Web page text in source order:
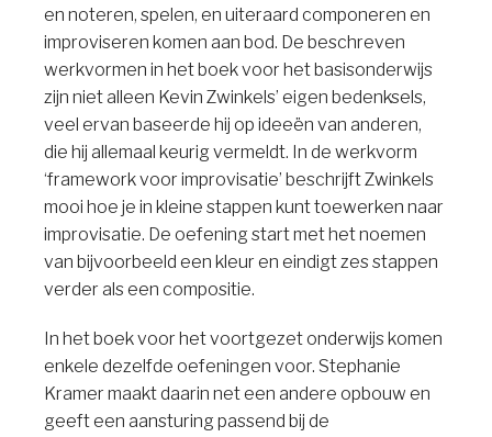
en noteren, spelen, en uiteraard componeren en
improviseren komen aan bod. De beschreven
werkvormen in het boek voor het basisonderwijs
zijn niet alleen Kevin Zwinkels’ eigen bedenksels,
veel ervan baseerde hij op ideeën van anderen,
die hij allemaal keurig vermeldt. In de werkvorm
‘framework voor improvisatie’ beschrijft Zwinkels
mooi hoe je in kleine stappen kunt toewerken naar
improvisatie. De oefening start met het noemen
van bijvoorbeeld een kleur en eindigt zes stappen
verder als een compositie.
In het boek voor het voortgezet onderwijs komen
enkele dezelfde oefeningen voor. Stephanie
Kramer maakt daarin net een andere opbouw en
geeft een aansturing passend bij de